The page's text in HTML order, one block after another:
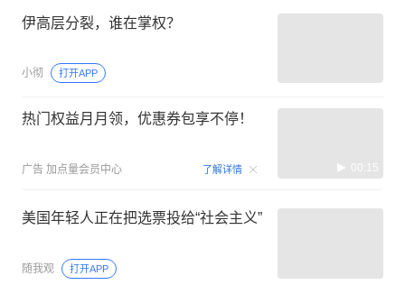
伊高层分裂，谁在掌权？
小彻 打开APP
热门权益月月领，优惠券包享不停！
广告 加点量会员中心 了解详情 00:15
美国年轻人正在把选票投给“社会主义”
随我观 打开APP